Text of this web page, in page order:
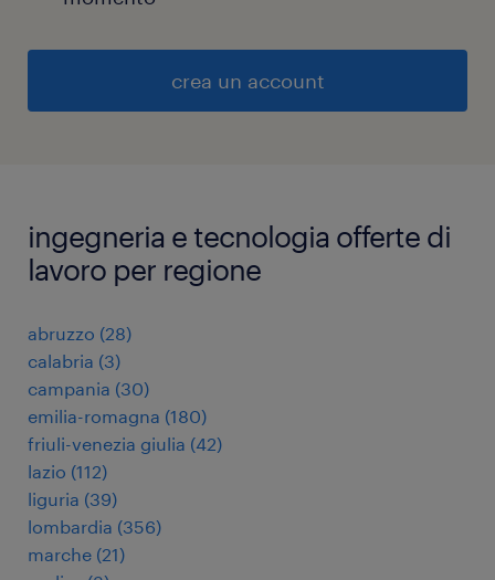
crea un account
ingegneria e tecnologia offerte di
lavoro per regione
abruzzo (28)
calabria (3)
campania (30)
emilia-romagna (180)
friuli-venezia giulia (42)
lazio (112)
liguria (39)
lombardia (356)
marche (21)